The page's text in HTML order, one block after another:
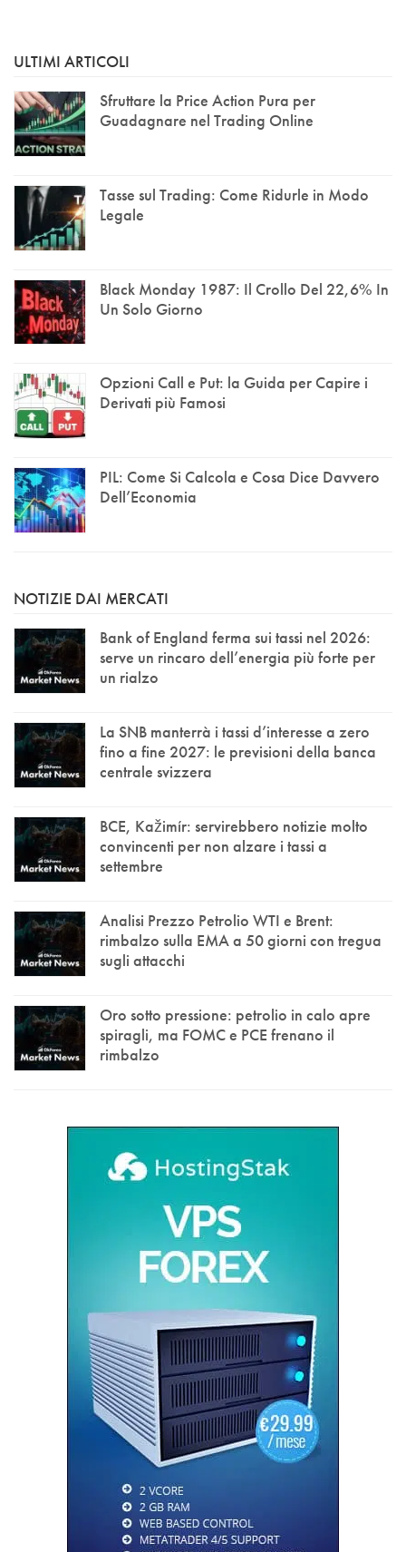
ULTIMI ARTICOLI
Sfruttare la Price Action Pura per
Guadagnare nel Trading Online
Tasse sul Trading: Come Ridurle in Modo
Legale
Black Monday 1987: Il Crollo Del 22,6% In
Un Solo Giorno
Opzioni Call e Put: la Guida per Capire i
Derivati più Famosi
PIL: Come Si Calcola e Cosa Dice Davvero
Dell’Economia
NOTIZIE DAI MERCATI
Bank of England ferma sui tassi nel 2026:
serve un rincaro dell’energia più forte per
un rialzo
La SNB manterrà i tassi d’interesse a zero
fino a fine 2027: le previsioni della banca
centrale svizzera
BCE, Kažimír: servirebbero notizie molto
convincenti per non alzare i tassi a
settembre
Analisi Prezzo Petrolio WTI e Brent:
rimbalzo sulla EMA a 50 giorni con tregua
sugli attacchi
Oro sotto pressione: petrolio in calo apre
spiragli, ma FOMC e PCE frenano il
rimbalzo